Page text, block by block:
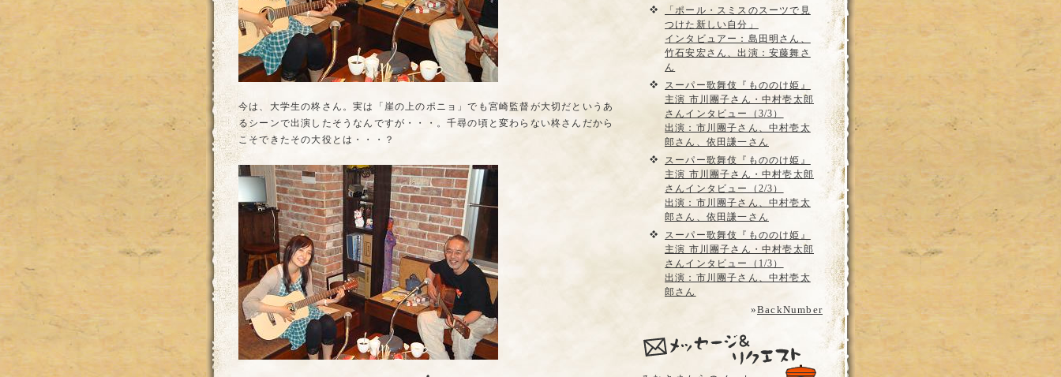
今は、大学生の柊さん。実は「崖の上のポニョ」でも宮崎監督が大切だというあ
るシーンで出演したそうなんですが・・・。千尋の頃と変わらない柊さんだから
こそできたその大役とは・・・？
「ポール・スミスのスーツで見
つけた新しい自分」
インタビュアー：島田明さん、
竹石安宏さん、出演：安藤舞さ
ん
スーパー歌舞伎『もののけ姫』
主演 市川團子さん・中村壱太郎
さんインタビュー（3/3）
出演：市川團子さん、中村壱太
郎さん、依田謙一さん
スーパー歌舞伎『もののけ姫』
主演 市川團子さん・中村壱太郎
さんインタビュー（2/3）
出演：市川團子さん、中村壱太
郎さん、依田謙一さん
スーパー歌舞伎『もののけ姫』
主演 市川團子さん・中村壱太郎
さんインタビュー（1/3）
出演：市川團子さん、中村壱太
郎さん
»BackNumber